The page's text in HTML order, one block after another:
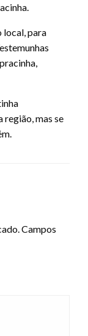
local, para
mas se
Campos